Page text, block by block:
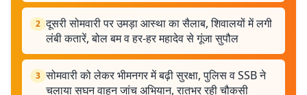
2 दूसरी सोमवारी पर उमड़ा आस्था का सैलाब, शिवालयों में लगी
लंबी कतारें, बोल बम व हर-हर महादेव से गूंजा सुपौल
3 सोमवारी को लेकर भीमनगर में बढ़ी सुरक्षा, पुलिस व SSB ने
चलाया सघन वाहन जांच अभियान, रातभर रही चौकसी